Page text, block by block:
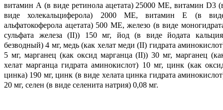
витамин А (в виде ретинола ацетата) 25000 МЕ, витамин D3
виде холекальциферола) 2000 МЕ, витамин Е (в
альфатокоферола ацетата) 500 МЕ, железо (в виде
сульфата железа (II)) 150 мг, йод (в виде йодата
безводный) 4 мг, медь (как хелат меди (II) гидрата
5 мг, марганец (как оксид марганца (II)) 30 мг, марганец
хелат марганца гидрата аминокислот) 10 мг, цинк (как
цинка) 190 мг, цинк (в виде хелата цинка гидрата
20 мг, селен (в виде селенита натрия) 0,08 мг.